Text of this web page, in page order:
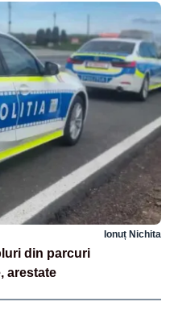
Ionuț Nichita
din parcuri
arestate